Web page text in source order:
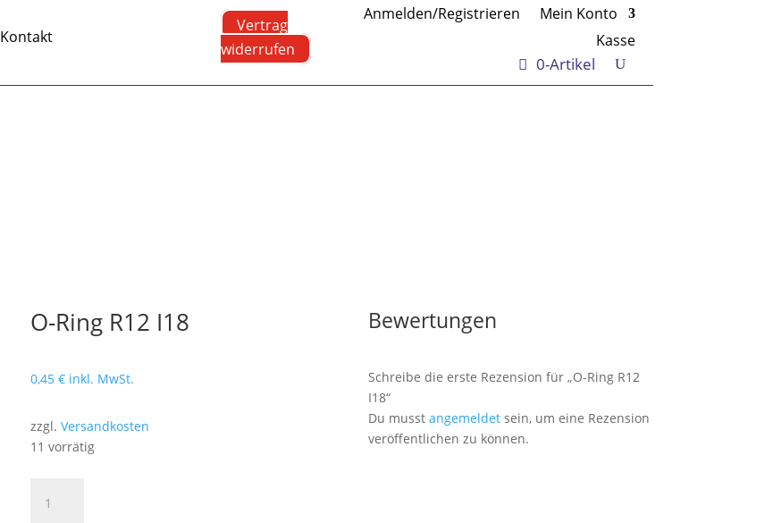
Kontakt
Vertrag
widerrufen
Anmelden/Registrieren
Mein Konto
Kasse
0-Artikel
O-Ring R12 I18
0,45 € inkl. MwSt.
zzgl. Versandkosten
11 vorrätig
Ring
Bewertungen
Schreibe die erste Rezension für „O-Ring R12
I18“
Du musst angemeldetsein, um eine Rezension
veröffentlichen zu können.